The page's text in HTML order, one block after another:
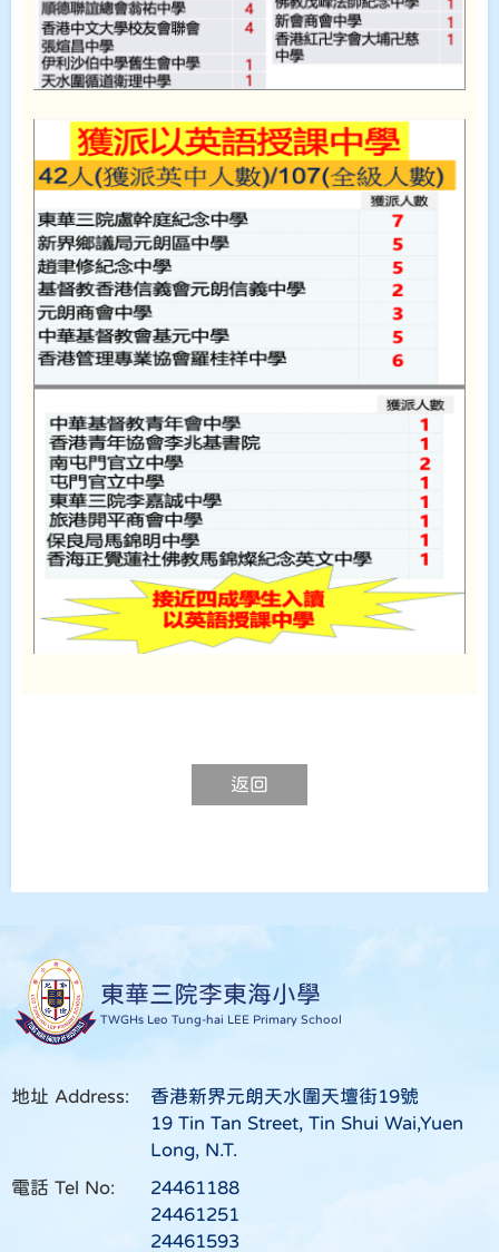
返回
東華三院李東海小學
TWGHs Leo Tung-hai LEE Primary School
地址 Address:
香港新界元朗天水圍天壇街19號
19 Tin Tan Street, Tin Shui Wai,Yuen
Long, N.T.
電話 Tel No:
24461188
24461251
24461593